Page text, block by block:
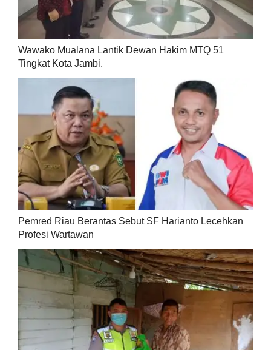
Wawako Mualana Lantik Dewan Hakim MTQ 51
Tingkat Kota Jambi.
Pemred Riau Berantas Sebut SF Harianto Lecehkan
Profesi Wartawan